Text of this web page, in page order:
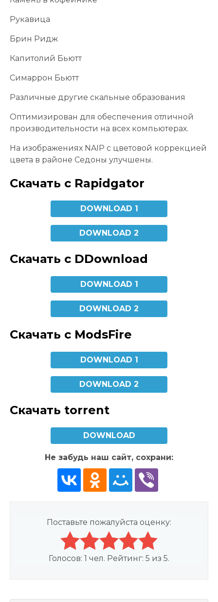
Рукавица
Брин Ридж
Капитолий Бьютт
Симаррон Бьютт
Различные другие скальные образования
Оптимизирован для обеспечения отличной
производительности на всех компьютерах.
На изображениях NAIP с цветовой коррекцией
цвета в районе Седоны улучшены.
Скачать с Rapidgator
DOWNLOAD 1
DOWNLOAD 2
Скачать с DDownload
DOWNLOAD 1
DOWNLOAD 2
Скачать с ModsFire
DOWNLOAD 1
DOWNLOAD 2
Скачать torrent
DOWNLOAD
Не забудь наш сайт, сохрани:
Поставьте пожалуйста оценку:
Голосов: 1 чел. Рейтинг: 5 из 5.